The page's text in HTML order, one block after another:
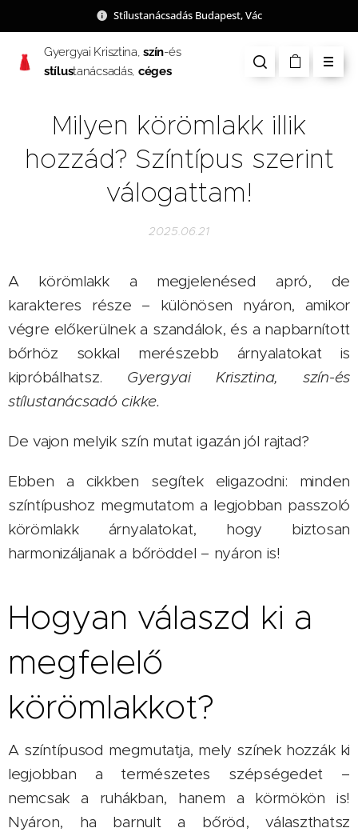
Stílustanácsadás Budapest, Vác
Gyergyai Krisztina, szín-és
stílustanácsadás, céges
Milyen körömlakk illik
hozzád? Színtípus szerint
válogattam!
2025.06.21
A körömlakk a megjelenésed apró, de
karakteres része – különösen nyáron, amikor
végre előkerülnek a szandálok, és a napbarnított
bőrhöz sokkal merészebb árnyalatokat is
kipróbálhatsz. Gyergyai Krisztina, szín-és
stílustanácsadó cikke.
De vajon melyik szín mutat igazán jól rajtad?
Ebben a cikkben segítek eligazodni: minden
színtípushoz megmutatom a legjobban passzoló
körömlakk árnyalatokat, hogy biztosan
harmonizáljanak a bőröddel – nyáron is!
Hogyan válaszd ki a
megfelelő
körömlakkot?
A színtípusod megmutatja, mely színek hozzák ki
legjobban a természetes szépségedet –
nemcsak a ruhákban, hanem a körmökön is!
Nyáron, ha barnult a bőröd, választhatsz